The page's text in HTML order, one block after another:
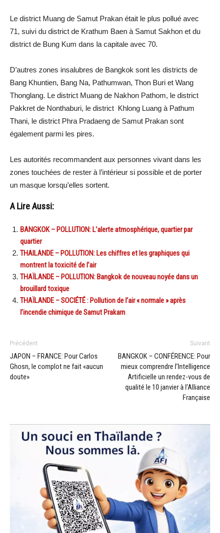
Le district Muang de Samut Prakan était le plus pollué avec
71, suivi du district de Krathum Baen à Samut Sakhon et du
district de Bung Kum dans la capitale avec 70.
D’autres zones insalubres de Bangkok sont les districts de
Bang Khuntien, Bang Na, Pathumwan, Thon Buri et Wang
Thonglang. Le district Muang de Nakhon Pathom, le district
Pakkret de Nonthaburi, le district Khlong Luang à Pathum
Thani, le district Phra Pradaeng de Samut Prakan sont
également parmi les pires.
Les autorités recommandent aux personnes vivant dans les
zones touchées de rester à l’intérieur si possible et de porter
un masque lorsqu’elles sortent.
A Lire Aussi:
BANGKOK – POLLUTION: L’alerte atmosphérique, quartier par
quartier
THAILANDE – POLLUTION: Les chiffres et les graphiques qui
montrent la toxicité de l’air
THAÏLANDE – POLLUTION: Bangkok de nouveau noyée dans un
brouillard toxique
THAÏLANDE – SOCIÉTÉ : Pollution de l’air « normale » après
l’incendie chimique de Samut Prakarn
Précédent
JAPON – FRANCE: Pour Carlos
Ghosn, le complot ne fait «aucun
doute»
Suivant
BANGKOK – CONFÉRENCE: Pour
mieux comprendre l’Intelligence
Artificielle un rendez-vous de
qualité le 10 janvier à l’Alliance
Française